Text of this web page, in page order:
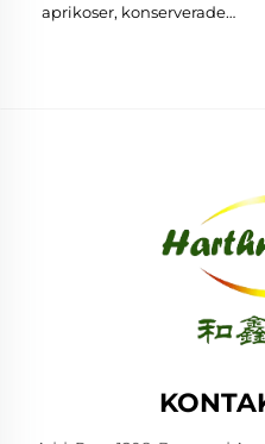
aprikoser, konserverade